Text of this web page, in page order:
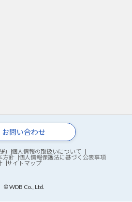
お問い合わせ
個人情報の取扱いについて
方針
個人情報保護法に基づく公表事項
サイトマップ
© WDB Co., Ltd.